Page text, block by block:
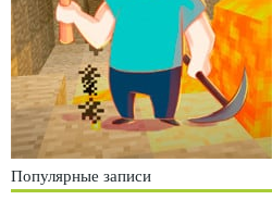
Популярные записи